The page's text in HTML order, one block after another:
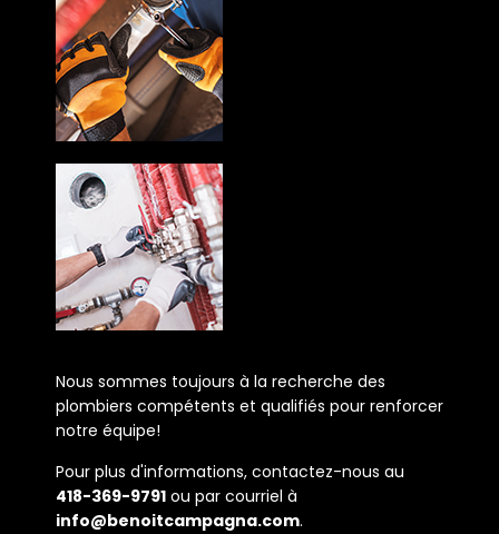
Nous sommes toujours à la recherche des
plombiers compétents et qualifiés pour renforcer
notre équipe!
Pour plus d'informations, contactez-nous au
418-369-9791 ou par courriel à
info@benoitcampagna.com.